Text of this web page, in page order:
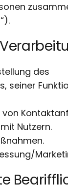
des
seiner
Nutzern.